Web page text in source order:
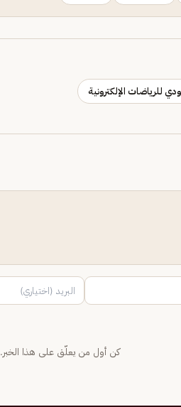
للرياضات الإلكترونية
كن أول من يعلّق على هذا الخبر.